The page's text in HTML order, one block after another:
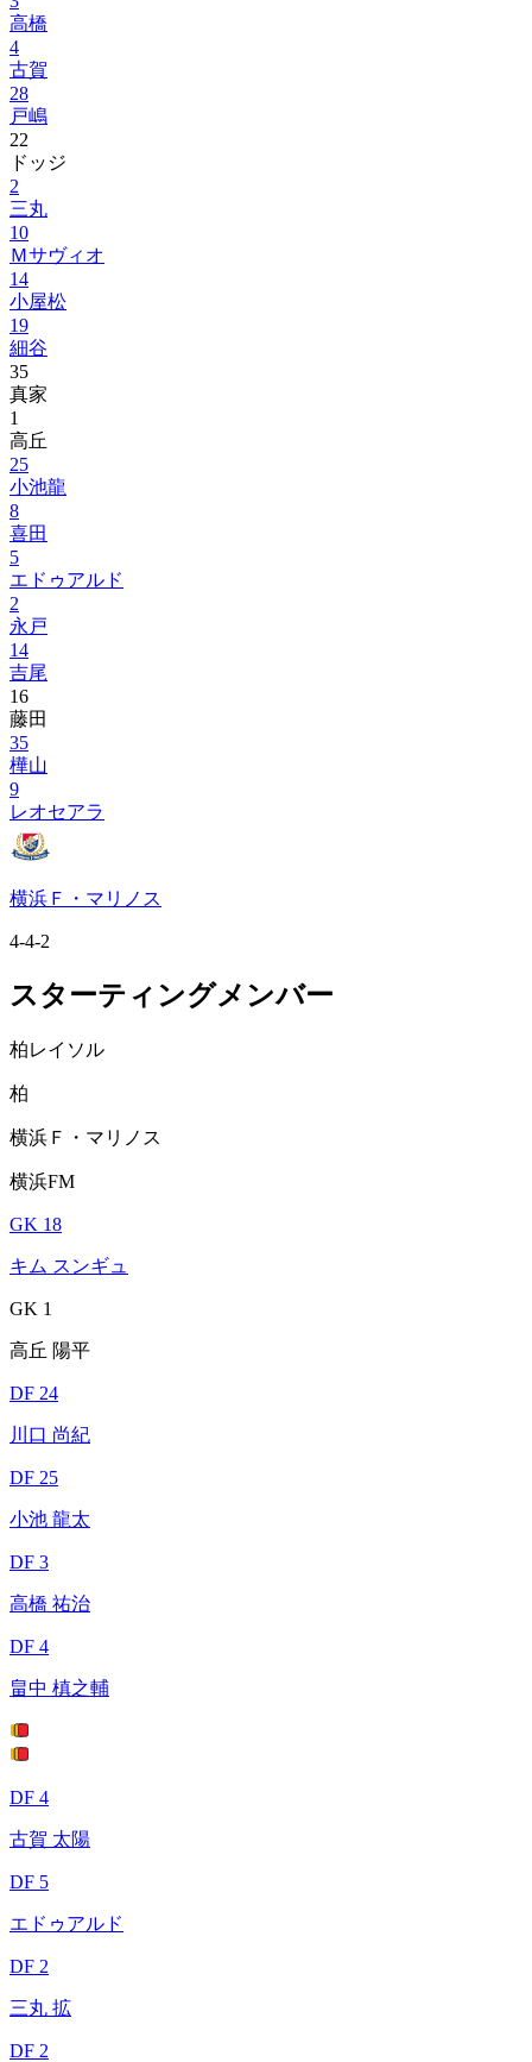
高橋
4
古賀
28
戸嶋
22
ドッジ
2
三丸
10
Ｍサヴィオ
14
小屋松
19
細谷
35
真家
1
高丘
25
小池龍
8
喜田
5
エドゥアルド
2
永戸
14
吉尾
16
藤田
35
樺山
9
レオセアラ
横浜Ｆ・マリノス
4-4-2
スターティングメンバー
柏レイソル
柏
横浜Ｆ・マリノス
横浜FM
GK 18
キム スンギュ
GK 1
高丘 陽平
DF 24
川口 尚紀
DF 25
小池 龍太
DF 3
高橋 祐治
DF 4
畠中 槙之輔
DF 4
古賀 太陽
DF 5
エドゥアルド
DF 2
三丸 拡
DF 2